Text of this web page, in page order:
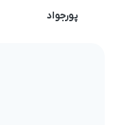
پورجواد